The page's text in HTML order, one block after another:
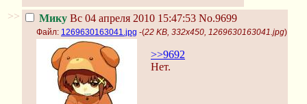
>> Мику Вс 04 апреля 2010 15:47:53 No.9699
Файл: 1269630163041.jpg -(22 KB, 332x450, 1269630163041.jpg)
>>9692
Нет.